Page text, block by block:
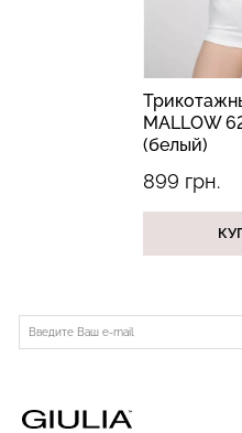
MALLOW
(белый)
899 грн.
Бесшовные трусы
хипстеры HIPSTER BRIEFS
(бежевый) Giulia
329 грн.